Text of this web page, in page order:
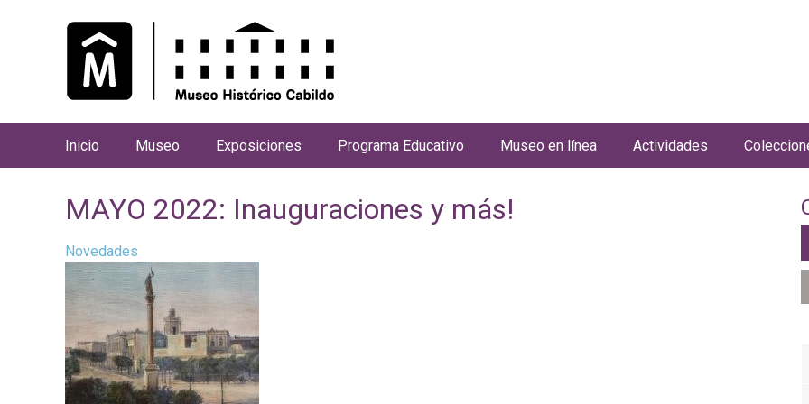
MAYO 2022: Inauguraciones y más!
Novedades
n
p
r
n
c
i
Inicio Museo Exposiciones Programa Educativo Museo en línea Actividades